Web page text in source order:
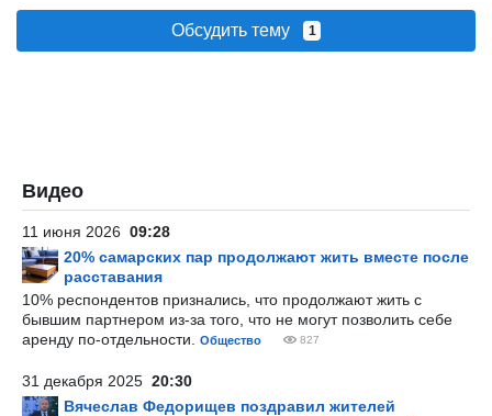
Обсудить тему 1
Видео
11 июня 2026 09:28
20% самарских пар продолжают жить вместе после
расставания
10% респондентов признались, что продолжают жить с
бывшим партнером из-за того, что не могут позволить себе
аренду по-отдельности.
Общество 827
31 декабря 2025 20:30
Вячеслав Федорищев поздравил жителей